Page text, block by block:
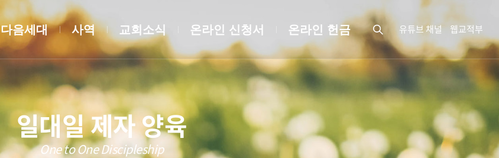
유튜브 채널 웹교적부
다음세대 사역 교회소식 온라인 신청서 온라인 헌금
일대일 제자 양육
One to One Discipleship